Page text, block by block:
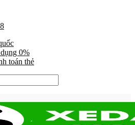
0%
toán thẻ